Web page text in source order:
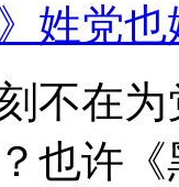
姓党
不在
也许